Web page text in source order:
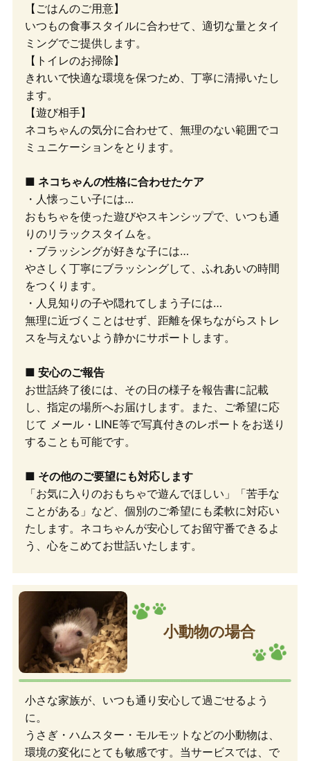
【ごはんのご用意】
いつもの食事スタイルに合わせて、適切な量とタイ
ミングでご提供します。
【トイレのお掃除】
きれいで快適な環境を保つため、丁寧に清掃いたし
ます。
【遊び相手】
ネコちゃんの気分に合わせて、無理のない範囲でコ
ミュニケーションをとります。
■ ネコちゃんの性格に合わせたケア
・人懐っこい子には…
おもちゃを使った遊びやスキンシップで、いつも通
りのリラックスタイムを。
・ブラッシングが好きな子には…
やさしく丁寧にブラッシングして、ふれあいの時間
をつくります。
・人見知りの子や隠れてしまう子には…
無理に近づくことはせず、距離を保ちながらストレ
スを与えないよう静かにサポートします。
■ 安心のご報告
お世話終了後には、その日の様子を報告書に記載
し、指定の場所へお届けします。また、ご希望に応
じて メール・LINE等で写真付きのレポートをお送り
することも可能です。
■ その他のご要望にも対応します
「お気に入りのおもちゃで遊んでほしい」「苦手な
ことがある」など、個別のご希望にも柔軟に対応い
たします。ネコちゃんが安心してお留守番できるよ
う、心をこめてお世話いたします。
小動物の場合
小さな家族が、いつも通り安心して過ごせるよう
に。
うさぎ・ハムスター・モルモットなどの小動物は、
環境の変化にとても敏感です。当サービスでは、で